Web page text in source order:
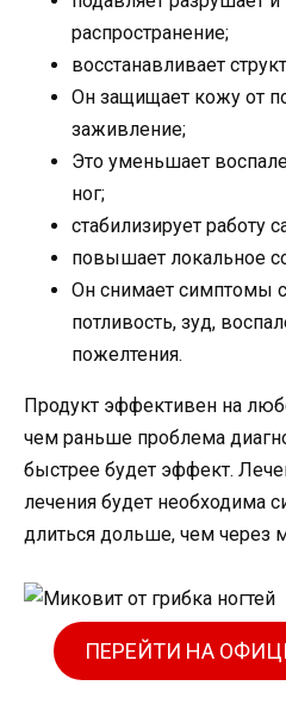
распространение;
восстанавливает
Он защищает кожу от
заживление;
Это уменьшает
ног;
стабилизирует работу
повышает локальное
Он снимает симптомы
потливость, зуд,
пожелтения.
Продукт эффективен на
чем раньше проблема
быстрее будет эффект.
лечения будет необходима
длиться дольше, чем через
ПЕРЕЙТИ НА